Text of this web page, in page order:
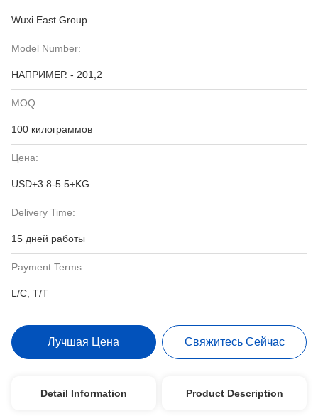
Wuxi East Group
Model Number:
НАПРИМЕР. - 201,2
MOQ:
100 килограммов
Цена:
USD+3.8-5.5+KG
Delivery Time:
15 дней работы
Payment Terms:
L/C, T/T
Лучшая Цена Свяжитесь Сейчас
Detail Information Product Description